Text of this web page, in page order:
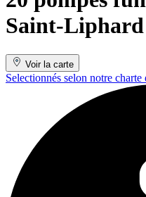
Saint-Liphard
Voir la carte
Selectionnés selon notre